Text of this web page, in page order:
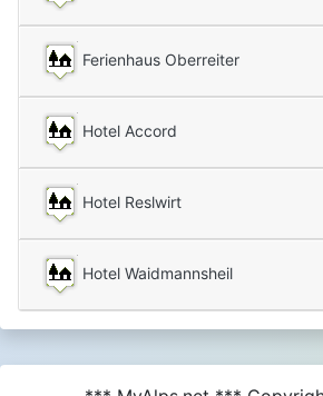
Ferienhaus Oberreiter
Hotel Accord
Hotel Reslwirt
Hotel Waidmannsheil